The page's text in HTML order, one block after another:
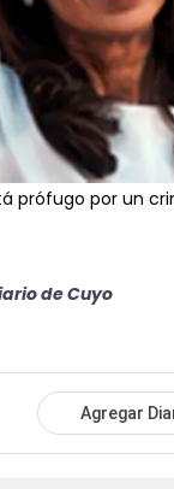
prófugo por un
de Cuyo
Agregar